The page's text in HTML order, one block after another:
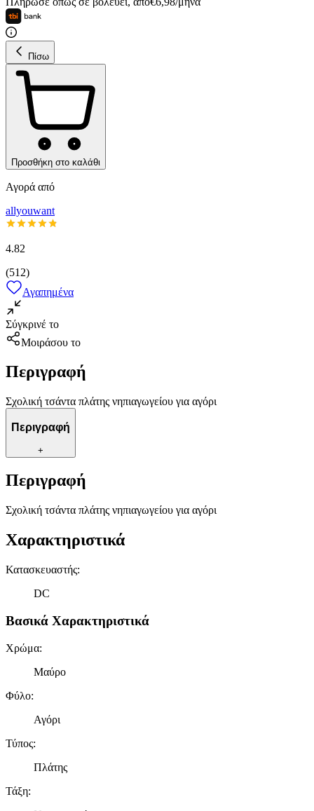
Πίσω
Προσθήκη στο καλάθι
Αγορά από
allyouwant
4.82
(512)
Αγαπημένα
Σύγκρινέ το
Μοιράσου το
Περιγραφή
Σχολική τσάντα πλάτης νηπιαγωγείου για αγόρι
Περιγραφή
+
Περιγραφή
Σχολική τσάντα πλάτης νηπιαγωγείου για αγόρι
Χαρακτηριστικά
Κατασκευαστής:
DC
Βασικά Χαρακτηριστικά
Χρώμα:
Μαύρο
Φύλο:
Αγόρι
Τύπος:
Πλάτης
Τάξη: